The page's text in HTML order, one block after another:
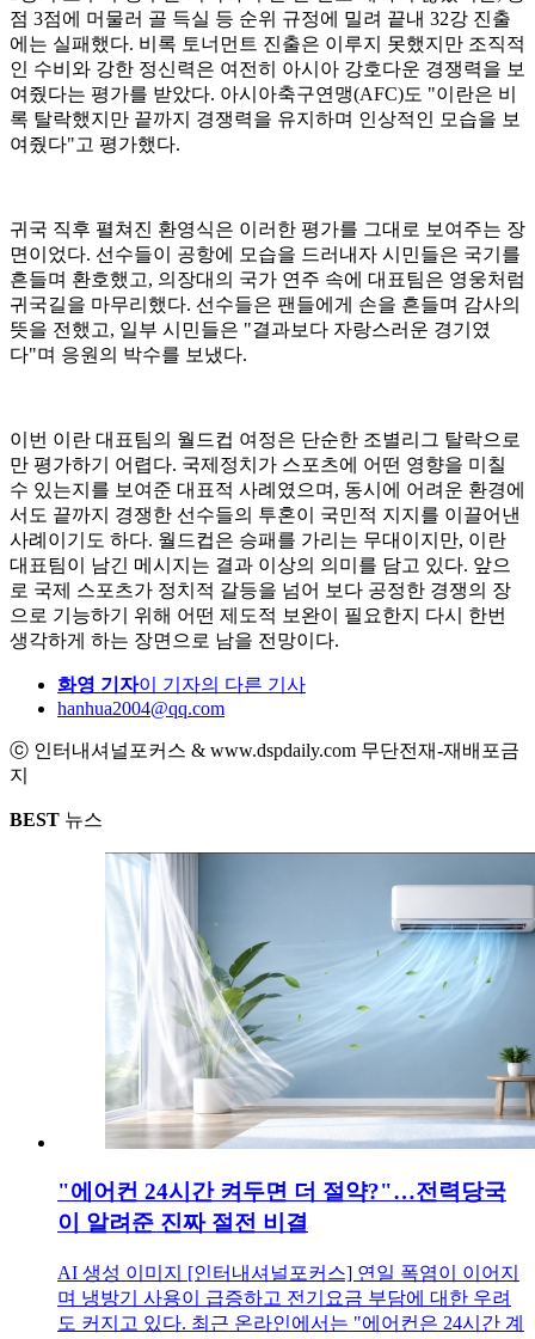
점 3점에 머물러 골 득실 등 순위 규정에 밀려 끝내 32강 진출
에는 실패했다. 비록 토너먼트 진출은 이루지 못했지만 조직적
인 수비와 강한 정신력은 여전히 아시아 강호다운 경쟁력을 보
여줬다는 평가를 받았다. 아시아축구연맹(AFC)도 "이란은 비
록 탈락했지만 끝까지 경쟁력을 유지하며 인상적인 모습을 보
여줬다"고 평가했다.
귀국 직후 펼쳐진 환영식은 이러한 평가를 그대로 보여주는 장
면이었다. 선수들이 공항에 모습을 드러내자 시민들은 국기를
흔들며 환호했고, 의장대의 국가 연주 속에 대표팀은 영웅처럼
귀국길을 마무리했다. 선수들은 팬들에게 손을 흔들며 감사의
뜻을 전했고, 일부 시민들은 "결과보다 자랑스러운 경기였
다"며 응원의 박수를 보냈다.
이번 이란 대표팀의 월드컵 여정은 단순한 조별리그 탈락으로
만 평가하기 어렵다. 국제정치가 스포츠에 어떤 영향을 미칠
수 있는지를 보여준 대표적 사례였으며, 동시에 어려운 환경에
서도 끝까지 경쟁한 선수들의 투혼이 국민적 지지를 이끌어낸
사례이기도 하다. 월드컵은 승패를 가리는 무대이지만, 이란
대표팀이 남긴 메시지는 결과 이상의 의미를 담고 있다. 앞으
로 국제 스포츠가 정치적 갈등을 넘어 보다 공정한 경쟁의 장
으로 기능하기 위해 어떤 제도적 보완이 필요한지 다시 한번
생각하게 하는 장면으로 남을 전망이다.
화영 기자이 기자의 다른 기사
hanhua2004@qq.com
ⓒ 인터내셔널포커스 & www.dspdaily.com 무단전재-재배포금
지
BEST 뉴스
"에어컨 24시간 켜두면 더 절약?"…전력당국
이 알려준 진짜 절전 비결
AI 생성 이미지 [인터내셔널포커스] 연일 폭염이 이어지
며 냉방기 사용이 급증하고 전기요금 부담에 대한 우려
도 커지고 있다. 최근 온라인에서는 "에어컨은 24시간 계